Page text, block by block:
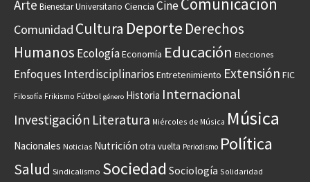
Arte Bienestar Universitario Ciencia CineComunicación
Comunidad Cultura Deporte Derechos
Humanos EcologíaEconomía Educación Elecciones
Enfoques Interdisciplinarios Entretenimiento Extensión FIC
Filosofía Frikismo Fútbol género Historia Internacional
Investigación Literatura Miércoles de Música Música
Nacionales Noticias Nutrición otra vuelta Periodismo Política
Salud Sindicalismo Sociedad Sociología Solidaridad